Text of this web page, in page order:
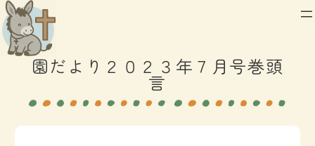
内
容
を
プ
園だより２０２３年７月号巻頭
言